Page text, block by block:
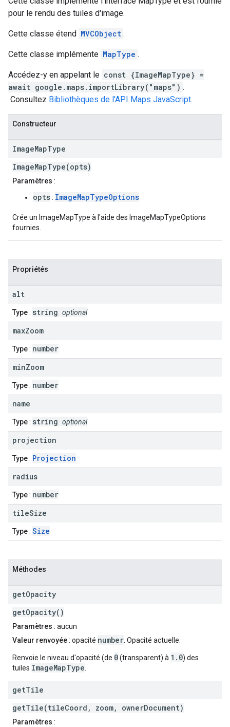
pour le rendu des tuiles d'image.
Cette classe étend MVCObject .
Cette classe implémente MapType .
Accédez-y en appelant le const {ImageMapType} =
await google.maps.importLibrary("maps") .
Consultez Bibliothèques de l'API Maps JavaScript.
Constructeur
ImageMapType
ImageMapType(opts)
Paramètres :
opts: ImageMapTypeOptions
Crée un ImageMapType à l'aide des ImageMapTypeOptions
fournies.
Propriétés
alt
Type: string optional
maxZoom
Type: number
minZoom
Type: number
name
Type: string optional
projection
Type: Projection
radius
Type: number
tileSize
Type: Size
Méthodes
getOpacity
getOpacity()
Paramètres : aucun
Valeur renvoyée: opacité number . Opacité actuelle.
Renvoie le niveau d'opacité (de 0(transparent) à 1.0) des
tuiles ImageMapType
getTile
getTile(tileCoord, zoom, ownerDocument)
Paramètres :